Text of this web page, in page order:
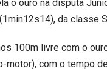
o ouro na disputa
da classe
100m livre com o
com o tempo